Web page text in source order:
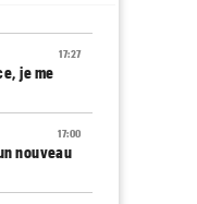
17:27
je me
17:00
nouveau